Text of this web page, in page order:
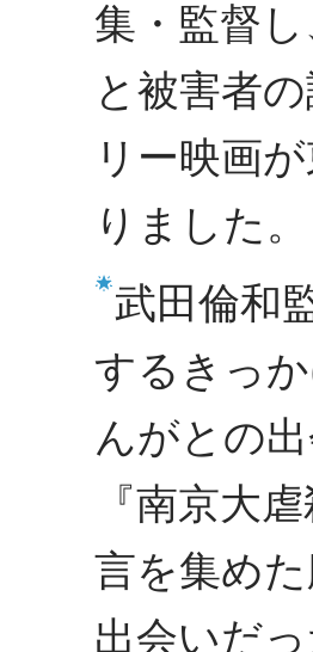
集・監督
と被害者
リー映画
りました。
武田倫和
するきっ
んがとの
『南京大
言を集め
出会いだ